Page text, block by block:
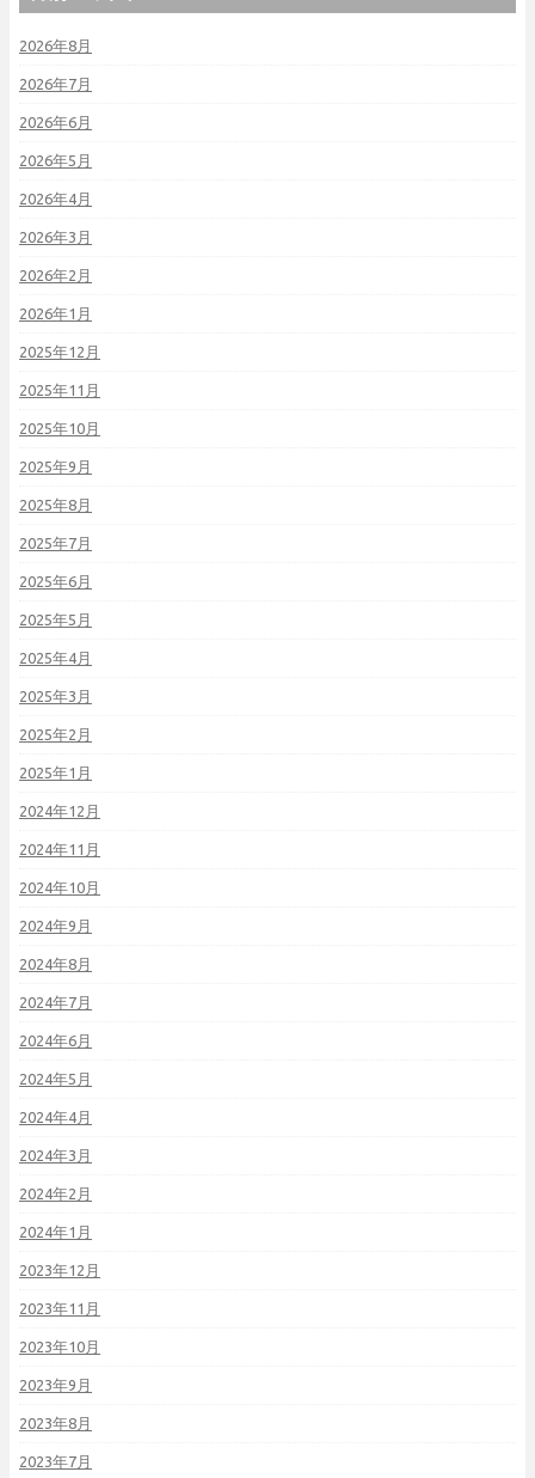
2026年8月
2026年7月
2026年6月
2026年5月
2026年4月
2026年3月
2026年2月
2026年1月
2025年12月
2025年11月
2025年10月
2025年9月
2025年8月
2025年7月
2025年6月
2025年5月
2025年4月
2025年3月
2025年2月
2025年1月
2024年12月
2024年11月
2024年10月
2024年9月
2024年8月
2024年7月
2024年6月
2024年5月
2024年4月
2024年3月
2024年2月
2024年1月
2023年12月
2023年11月
2023年10月
2023年9月
2023年8月
2023年7月